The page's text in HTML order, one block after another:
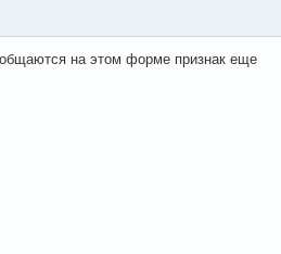
на этом форме признак еще